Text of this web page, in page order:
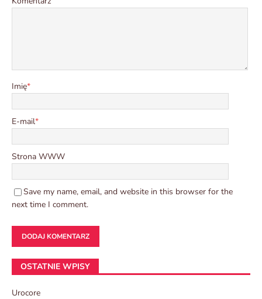
Imię*
E-mail*
Strona WWW
Save my name, email, and website in this browser for the
next time I comment.
OSTATNIE WPISY
Urocore